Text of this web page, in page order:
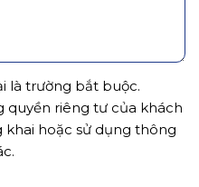
là trường bắt buộc.
quyền riêng tư của khách
hoặc sử dụng thông